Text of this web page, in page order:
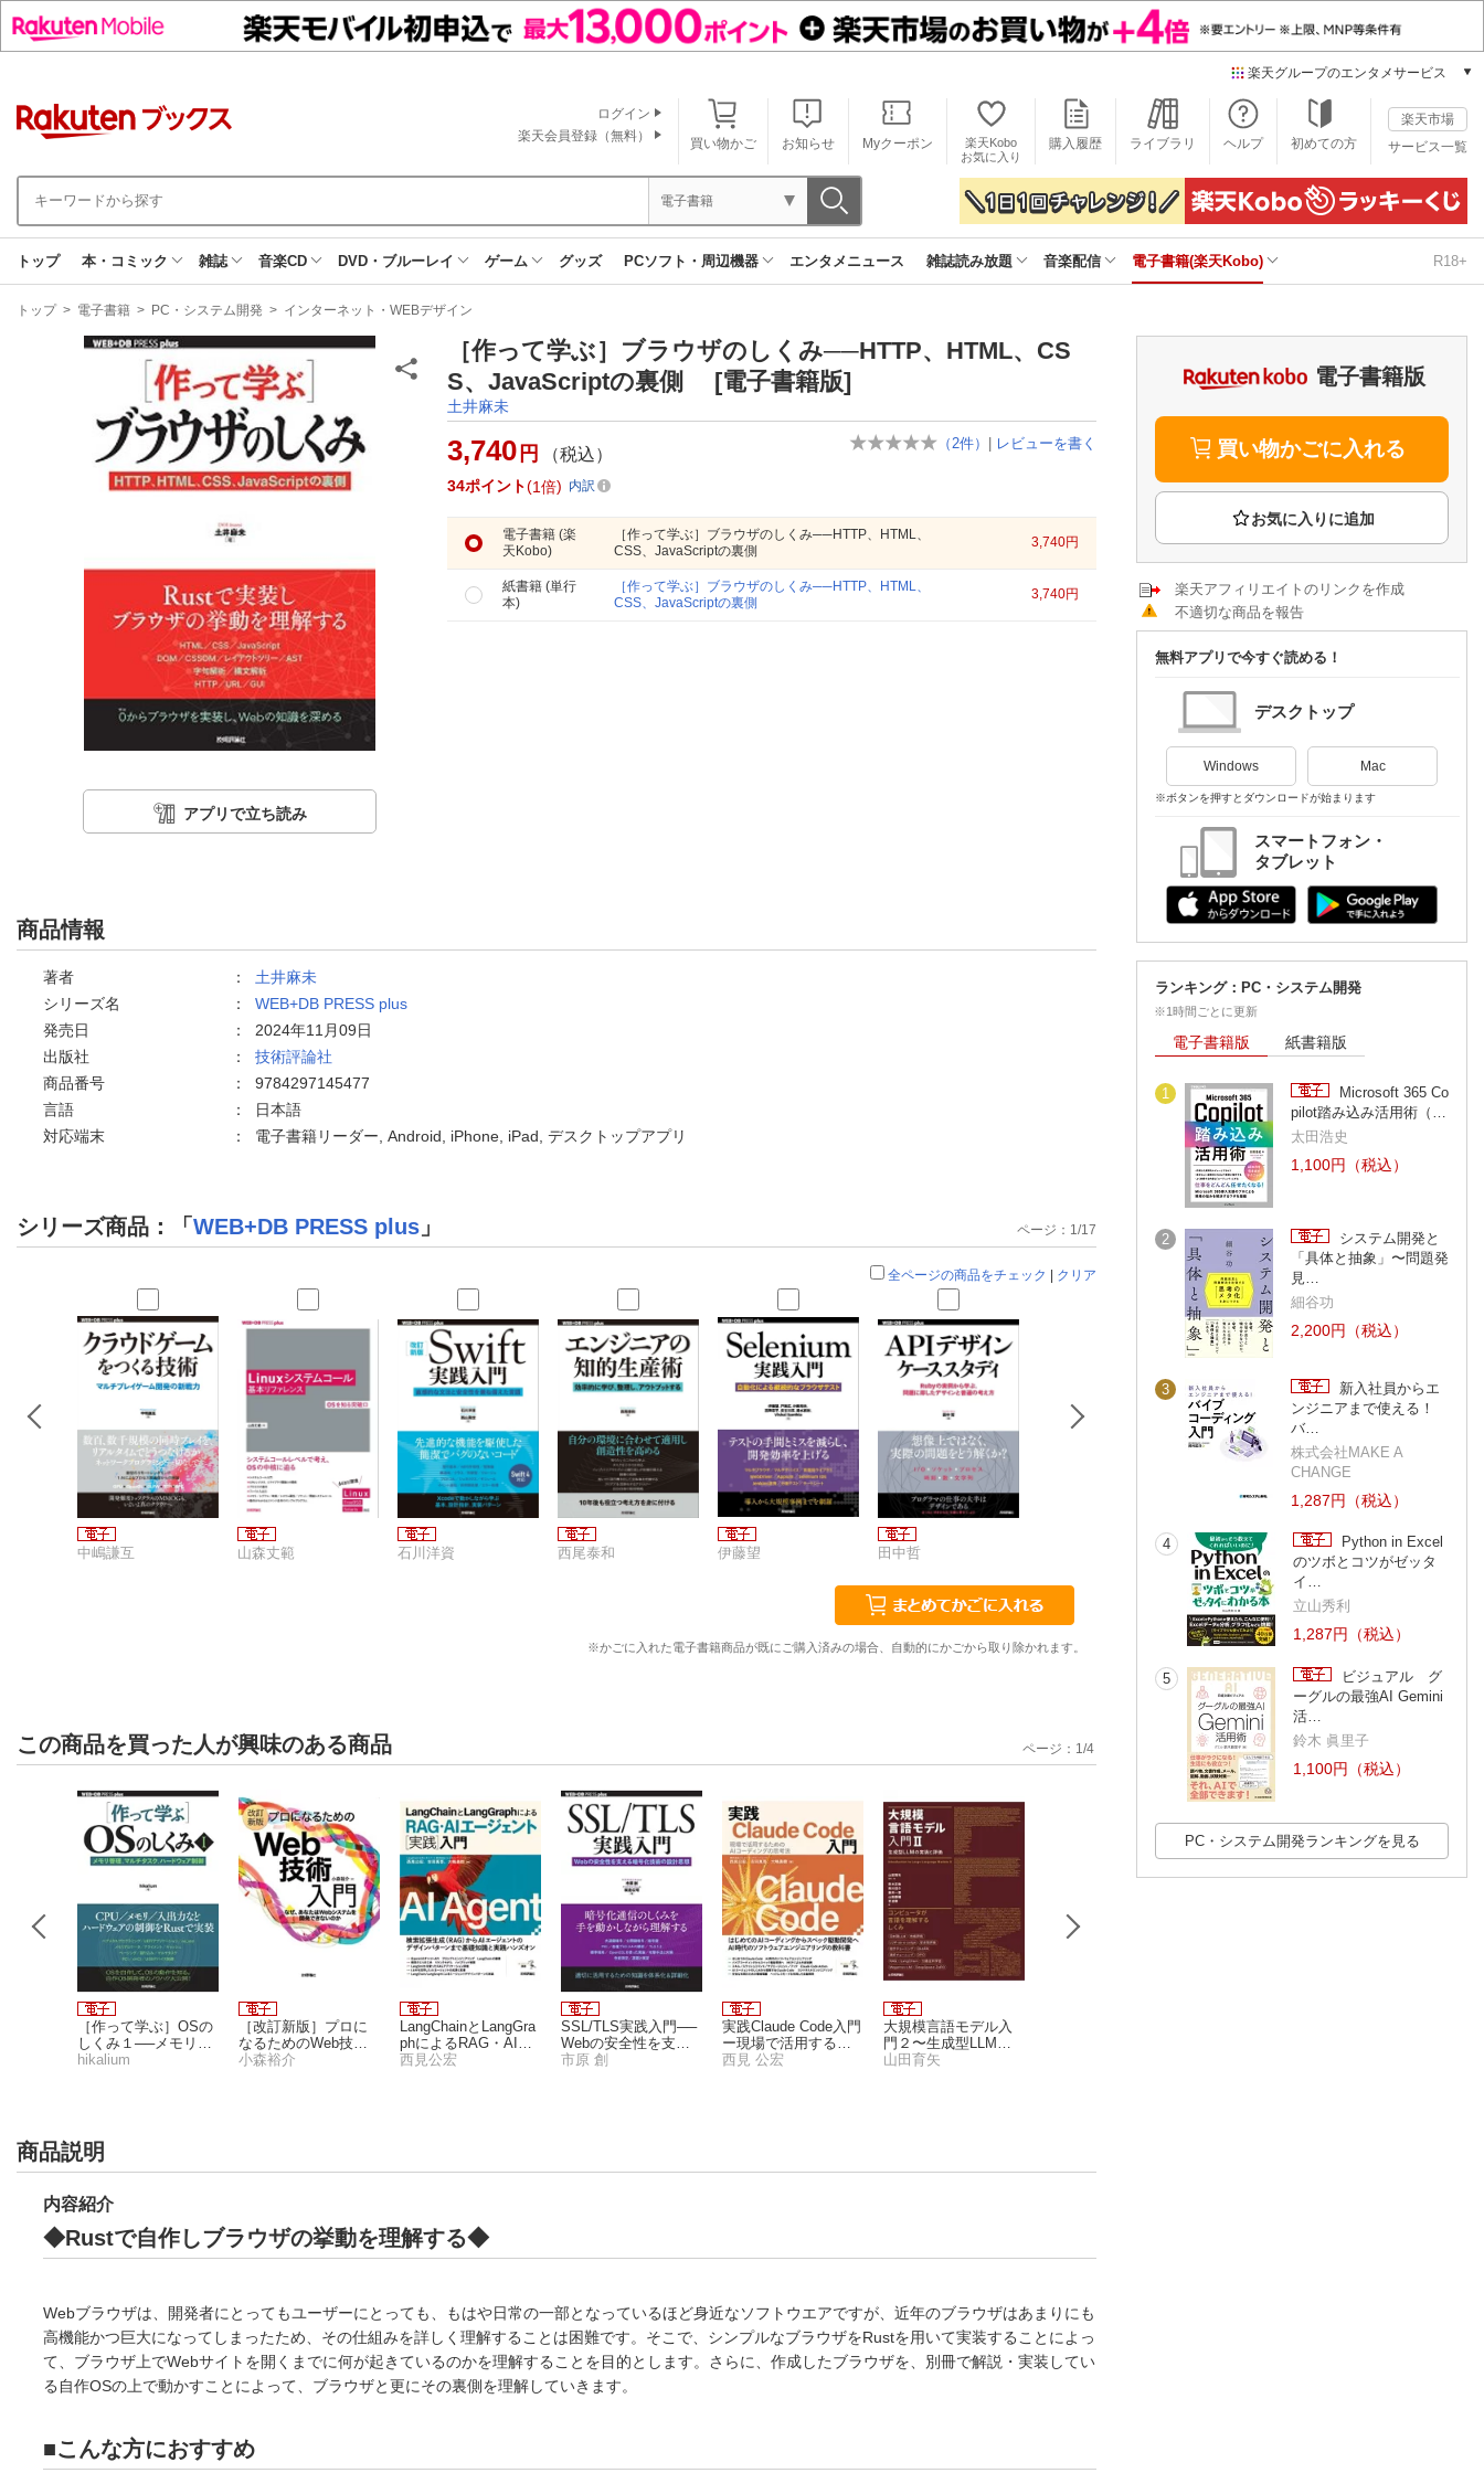
楽天グループのエンタメサービス
本/ゲーム/CD/DVD
楽天ブックス
電子書籍
楽天Kobo
雑誌読み放題
楽天ミュージック
楽天TV
動画配信ガイド
Rakuten PLAY
Rチャンネル
楽天チケット
エンタメニュース
推し楽
買い物かご お知らせ Myクーポン
楽天Kobo
お気に入り
購入履歴 ライブラリ ヘルプ 初めての方
楽天市場
サービス一覧
ログイン
楽天会員登録（無料）
電子書籍
トップ 本・コミック 雑誌 音楽CD DVD・ブルーレイ ゲーム グッズ PCソフト・周辺機器 エンタメニュース 雑誌読み放題 音楽配信 電子書籍(楽天Kobo) R18+
現
トップ > 電子書籍 > PC・システム開発 > インターネット・WEBデザイン
アプリで立ち読み
［作って学ぶ］ブラウザのしくみ──HTTP、HTML、CS
S、JavaScriptの裏側 [電子書籍版]
土井麻未
（ 2件） | レビューを書く
3,740 円 （税込）
34ポイント 1倍 内訳
電子書籍 (楽
天Kobo)
［作って学ぶ］ブラウザのしくみ──HTTP、HTML、
CSS、JavaScriptの裏側
3,740円
紙書籍 (単行
本)
［作って学ぶ］ブラウザのしくみ──HTTP、HTML、
CSS、JavaScriptの裏側
3,740円
商品情報
著者 ： 土井麻未
シリーズ名
： WEB+DB PRESS plus
発売日
： 2024年11月09日
出版社
： 技術評論社
商品番号
： 9784297145477
言語
：
日本語
対応端末
： 電子書籍リーダー, Android, iPhone, iPad, デスクトップアプリ
シリーズ商品：「WEB+DB PRESS plus 」 ページ：1/17
全ページの商品をチェック | クリア
中嶋謙互 山森丈範 石川洋資 西尾泰和 伊藤望 田中哲 佐藤歩 朝井淳
※かごに入れた電子書籍商品が既にご購入済みの場合、自動的にかごから取り除かれます。
この商品を買った人が興味のある商品
［作って学ぶ］OSの
しくみ１──メモリ管
理、マルチタスク、
hikalium
［改訂新版］プロに
なるためのWeb技術
入門
小森裕介
LangChainとLangGra
phによるRAG・AIエ
ージェント［実践］
西見公宏
SSL/TLS実践入門──
Webの安全性を支え
る暗号化技術の設計
市原 創
実践Claude Code入門
ー現場で活用するた
めのAIコーディング
西見 公宏
大規模言語モデル入
門２〜生成型LLMの
実装と評価
山田育矢
ページ： 1 /4
商品説明
内容紹介
◆Rustで自作しブラウザの挙動を理解する◆
Webブラウザは、開発者にとってもユーザーにとっても、もはや日常の一部となっているほど身近なソフトウエアですが、近年のブラウザはあまりにも
高機能かつ巨大になってしまったため、その仕組みを詳しく理解することは困難です。そこで、シンプルなブラウザをRustを用いて実装することによっ
て、ブラウザ上でWebサイトを開くまでに何が起きているのかを理解することを目的とします。さらに、作成したブラウザを、別冊で解説・実装してい
る自作OSの上で動かすことによって、ブラウザと更にその裏側を理解していきます。
■こんな方におすすめ
電子書籍版
買い物かごに入れる
楽天アフィリエイトのリンクを作成
不適切な商品を報告
無料アプリで今すぐ読める！
デスクトップ
Windows Mac
※ボタンを押すとダウンロードが始まります
スマートフォン・
タブレット
ランキング：PC・システム開発
※1時間ごとに更新
電子書籍版 紙書籍版
1
Microsoft 365 Co
pilot踏み込み活用術（…
太田浩史
1,100円（税込）
2
システム開発と
「具体と抽象」〜問題発
見…
細谷功
2,200円（税込）
3
新入社員からエ
ンジニアまで使える！
バ…
株式会社MAKE A
CHANGE
1,287円（税込）
4
Python in Excel
のツボとコツがゼッタ
イ…
立山秀利
1,287円（税込）
5
ビジュアル グ
ーグルの最強AI Gemini
活…
鈴木 眞里子
1,100円（税込）
PC・システム開発ランキングを見る